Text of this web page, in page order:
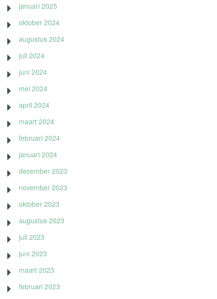
januari 2025
oktober 2024
augustus 2024
juli 2024
juni 2024
mei 2024
april 2024
maart 2024
februari 2024
januari 2024
december 2023
november 2023
oktober 2023
augustus 2023
juli 2023
juni 2023
maart 2023
februari 2023